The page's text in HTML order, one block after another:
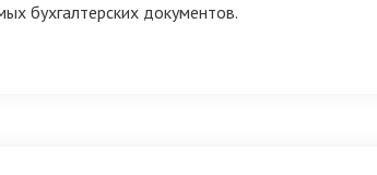
бухгалтерских документов.